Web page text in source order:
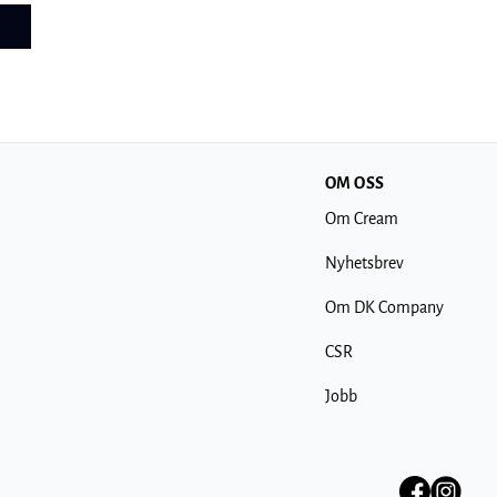
OM OSS
Om Cream
Nyhetsbrev
Om DK Company
CSR
Jobb